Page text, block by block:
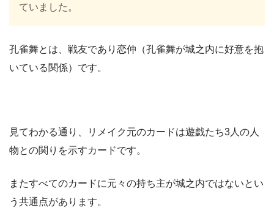
ていました。
孔雀舞とは、戦友であり恋仲（孔雀舞が城之内に好意を抱
いている関係）です。
見てわかる通り、リメイク元のカードは遊戯たち3人の人
物との関りを示すカードです。
またすべてのカードに元々の持ち主が城之内ではないとい
う共通点があります。